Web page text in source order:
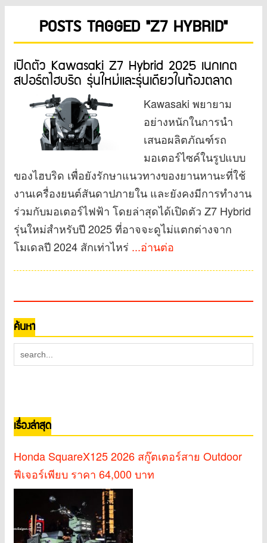
POSTS TAGGED "Z7 HYBRID"
เปิดตัว Kawasaki Z7 Hybrid 2025 เนกเกต
สปอร์ตไฮบริด รุ่นใหม่และรุ่นเดียวในท้องตลาด
Kawasaki พยายาม
อย่างหนักในการนำ
เสนอผลิตภัณฑ์รถ
มอเตอร์ไซค์ในรูปแบบ
ของไฮบริด เพื่อยังรักษาแนวทางของยานหานะที่ใช้
งานเครื่องยนต์สันดาปภายใน และยังคงมีการทำงาน
ร่วมกับมอเตอร์ไฟฟ้า โดยล่าสุดได้เปิดตัว Z7 Hybrid
รุ่นใหม่สำหรับปี 2025 ที่อาจจะดูไม่แตกต่างจาก
โมเดลปี 2024 สักเท่าไหร่ ...อ่านต่อ
ค้นหา
เรื่องล่าสุด
Honda SquareX125 2026 สกู๊ตเตอร์สาย Outdoor
ฟีเจอร์เพียบ ราคา 64,000 บาท